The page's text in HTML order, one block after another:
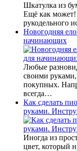
Шкатулка из
Ещё как может!
рукодельного
Новогодняя
начинающих
Любые
своими
покупных.
всегда…
Как сделать
руками.
Иногда из
цвет, который